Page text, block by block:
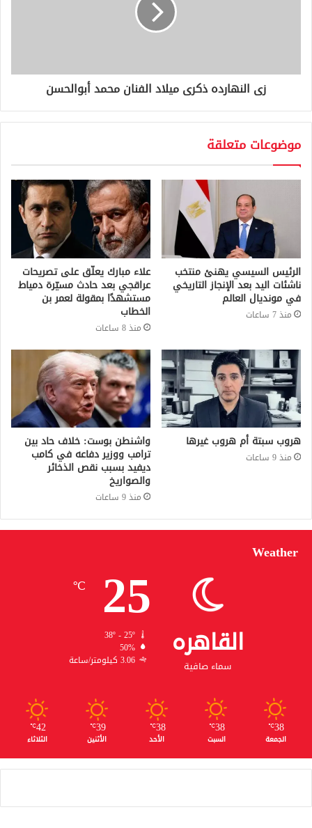
زى النهارده ذكرى ميلاد الفنان محمد أبوالحسن
موضوعات متعلقة
الرئيس السيسي يهنئ منتخب
ناشئات اليد بعد الإنجاز التاريخي
في مونديال العالم
منذ 7 ساعات
علاء مبارك يعلّق على تصريحات
عراقجي بعد حادث مسيّرة دمياط
مستشهدًا بمقولة لعمر بن
الخطاب
منذ 8 ساعات
هروب سبتة أم هروب غيرها
منذ 9 ساعات
واشنطن بوست: خلاف حاد بين
ترامب ووزير دفاعه في كامب
ديفيد بسبب نقص الذخائر
والصواريخ
منذ 9 ساعات
Weather
القاهره
سماء صافية
25
℃
38º - 25º
50%
3.06 كيلومتر/ساعة
38
℃
الجمعة
38
℃
السبت
38
℃
الأحد
39
℃
الأثنين
42
℃
الثلاثاء